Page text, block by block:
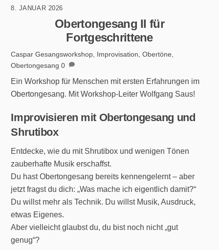
8. JANUAR 2026
Obertongesang II für
Fortgeschrittene
Caspar Gesangsworkshop, Improvisation,Obertöne,
Obertongesang 0
Ein Workshop für Menschen mit ersten Erfahrungen im
Obertongesang. Mit Workshop-Leiter Wolfgang Saus!
Improvisieren mit Obertongesang und
Shrutibox
Entdecke, wie du mit Shrutibox und wenigen Tönen
zauberhafte Musik erschaffst.
Du hast Obertongesang bereits kennengelernt – aber
jetzt fragst du dich: „Was mache ich eigentlich damit?“
Du willst mehr als Technik. Du willst Musik, Ausdruck,
etwas Eigenes.
Aber vielleicht glaubst du, du bist noch nicht „gut
genug“?